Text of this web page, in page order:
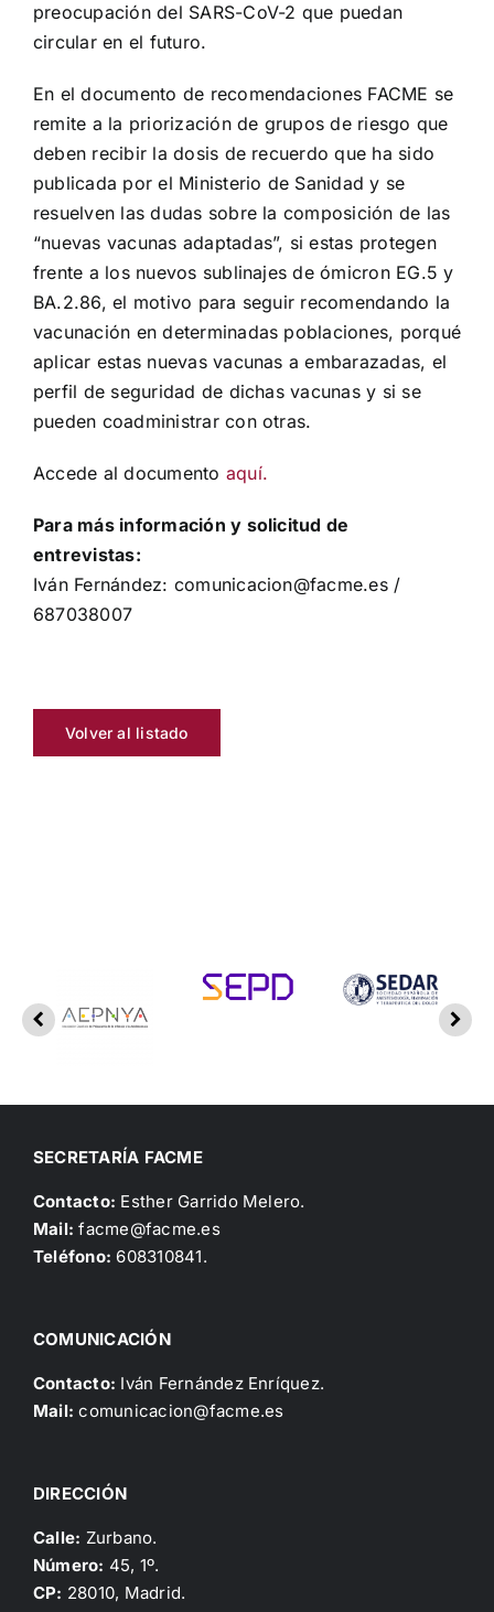
preocupación del SARS-CoV-2 que puedan
circular en el futuro.
En el documento de recomendaciones FACME se
remite a la priorización de grupos de riesgo que
deben recibir la dosis de recuerdo que ha sido
publicada por el Ministerio de Sanidad y se
resuelven las dudas sobre la composición de las
“nuevas vacunas adaptadas”, si estas protegen
frente a los nuevos sublinajes de ómicron EG.5 y
BA.2.86, el motivo para seguir recomendando la
vacunación en determinadas poblaciones, porqué
aplicar estas nuevas vacunas a embarazadas, el
perfil de seguridad de dichas vacunas y si se
pueden coadministrar con otras.
Accede al documento aquí.
Para más información y solicitud de
entrevistas:
Iván Fernández: comunicacion@facme.es /
687038007
Volver al listado
SECRETARÍA FACME
Contacto: Esther Garrido Melero.
Mail: facme@facme.es
Teléfono: 608310841.
COMUNICACIÓN
Contacto: Iván Fernández Enríquez.
Mail: comunicacion@facme.es
DIRECCIÓN
Calle: Zurbano.
Número: 45, 1º.
CP: 28010, Madrid.